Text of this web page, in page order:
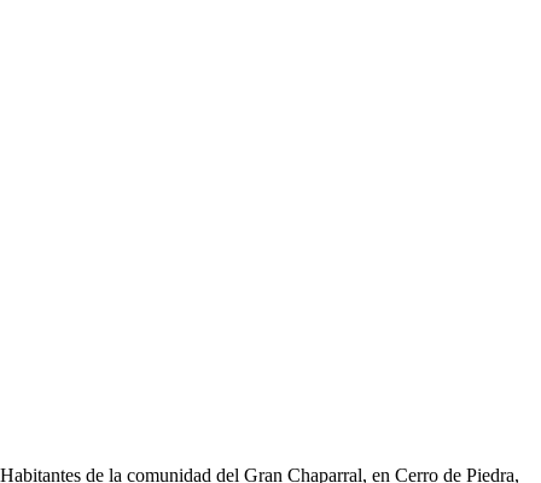
Habitantes de la comunidad del Gran Chaparral, en Cerro de Piedra,